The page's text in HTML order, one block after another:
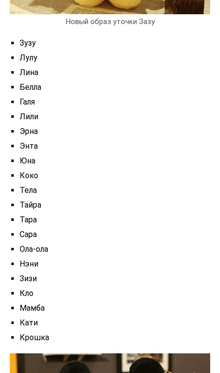
Новый образ уточки Зазу
Зузу
Лулу
Лина
Белла
Галя
Лили
Эрна
Энта
Юна
Коко
Тела
Тайра
Тара
Сара
Ола-ола
Нэни
Зизи
Кло
Мамба
Кати
Крошка